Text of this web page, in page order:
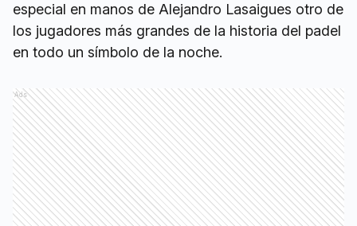
especial en manos de Alejandro Lasaigues otro de
los jugadores más grandes de la historia del padel
en todo un símbolo de la noche.
Ads